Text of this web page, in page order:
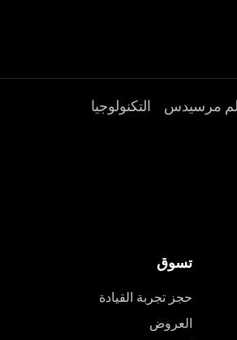
مرسيدس التكنولوجيا
تسوق
حجز تجربة القيادة
العروض